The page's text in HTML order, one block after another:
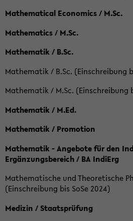
Mathematical Economics / M.Sc.
Mathematics / M.Sc.
Mathematik / B.Sc.
Mathematik / B.Sc. (Einschreibung
Mathematik / M.Sc. (Einschreibung
Mathematik / M.Ed.
Mathematik / Promotion
Mathematik - Angebote für den
Ergänzungsbereich / BA IndiErg
Mathematische und Theoretische
(Einschreibung bis SoSe 2024)
Medizin / Staatsprüfung